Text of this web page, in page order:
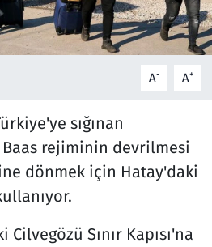
A- A+
sığınan
Baas rejiminin devrilmesi
dönmek için Hatay'daki
Sınır Kapısı'na